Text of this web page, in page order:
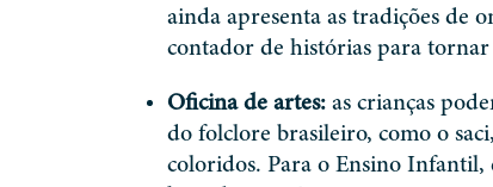
ainda apresenta as tradições de
contador de histórias para
Oficina de artes: as crianças
do folclore brasileiro, como o
coloridos. Para o Ensino